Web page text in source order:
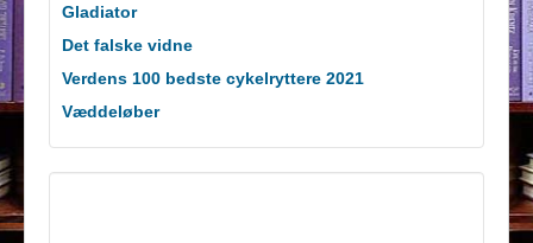
Gladiator
Det falske vidne
Verdens 100 bedste cykelryttere 2021
Væddeløber